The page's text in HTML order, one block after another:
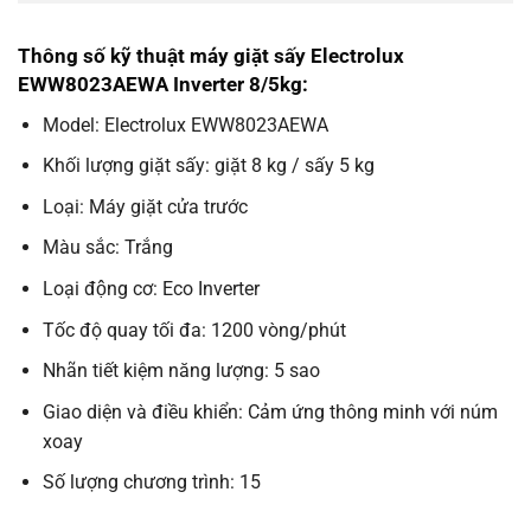
Thông số kỹ thuật máy giặt sấy Electrolux
EWW8023AEWA Inverter 8/5kg:
Model: Electrolux EWW8023AEWA
Khối lượng giặt sấy: giặt 8 kg / sấy 5 kg
Loại: Máy giặt cửa trước
Màu sắc: Trắng
Loại động cơ: Eco Inverter
Tốc độ quay tối đa: 1200 vòng/phút
Nhãn tiết kiệm năng lượng: 5 sao
Giao diện và điều khiển: Cảm ứng thông minh với núm
xoay
Số lượng chương trình: 15